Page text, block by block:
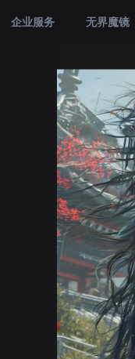
企业服务 无界魔镜